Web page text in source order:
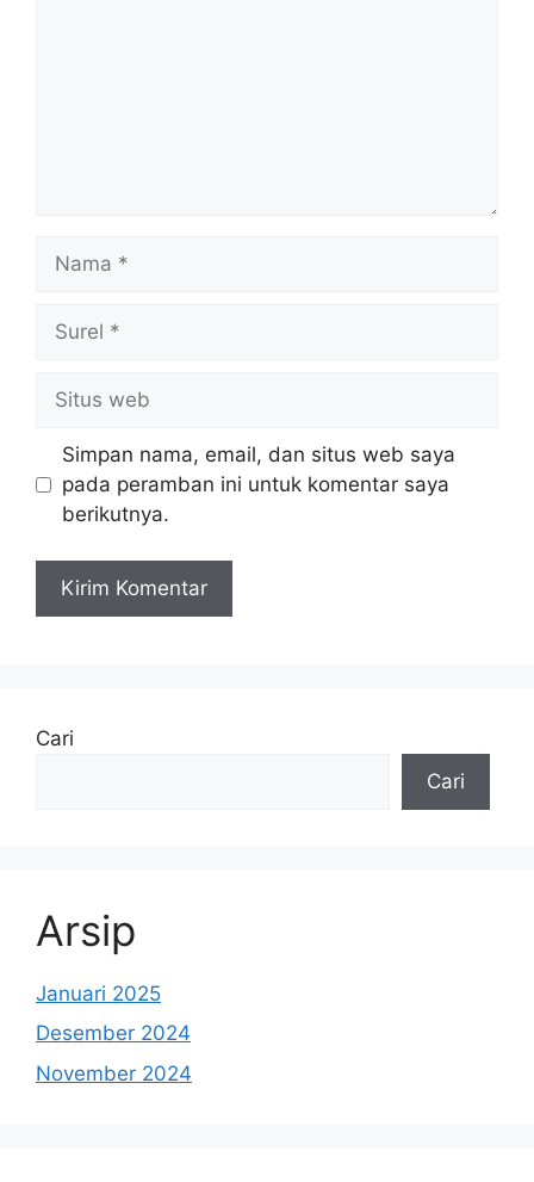
Nama
Surel
Situs
web
Simpan nama, email, dan situs web saya
pada peramban ini untuk komentar saya
berikutnya.
Cari
Cari
Arsip
Januari 2025
Desember 2024
November 2024